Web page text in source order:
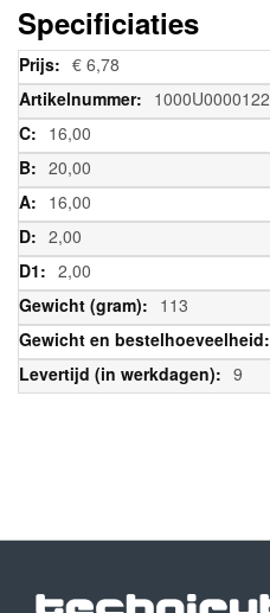
Specificiaties
Meer
informatie
€ 6,78
1000U0000122
16,00
20,00
16,00
2,00
2,00
113
9